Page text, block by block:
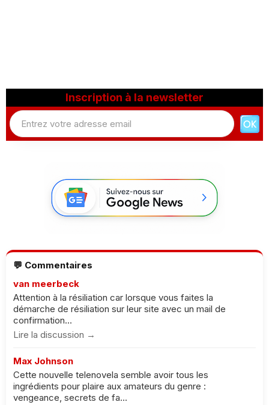
Inscription à la newsletter
💬 Commentaires
van meerbeck
Attention à la résiliation car lorsque vous faites la
démarche de résiliation sur leur site avec un mail de
confirmation...
Lire la discussion →
Max Johnson
Cette nouvelle telenovela semble avoir tous les
ingrédients pour plaire aux amateurs du genre :
vengeance, secrets de fa...